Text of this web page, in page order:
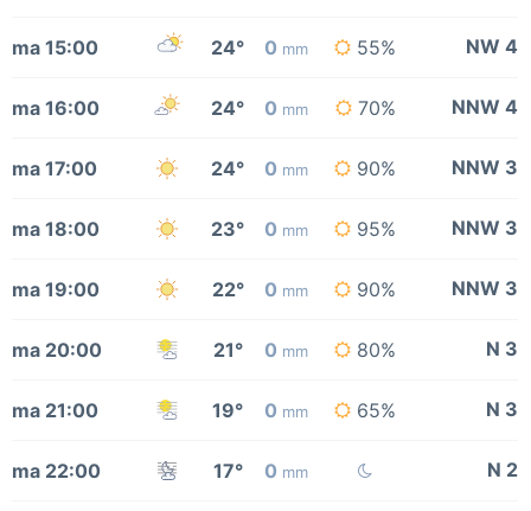
ma 15:00 24° 0 mm 55% NW 4
ma 16:00 24° 0 mm 70% NNW 4
ma 17:00 24° 0 mm 90% NNW 3
ma 18:00 23° 0 mm 95% NNW 3
ma 19:00 22° 0 mm 90% NNW 3
ma 20:00 21° 0 mm 80% N 3
ma 21:00 19° 0 mm 65% N 3
ma 22:00 17° 0 mm N 2